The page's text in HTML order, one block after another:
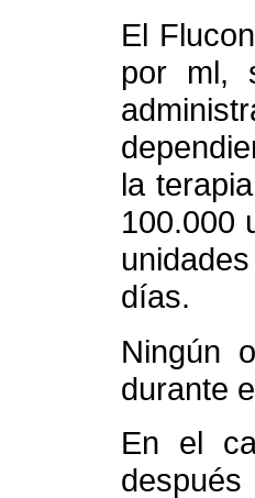
El
por ml,
la
100.000
días.
Ningún
durante
En el